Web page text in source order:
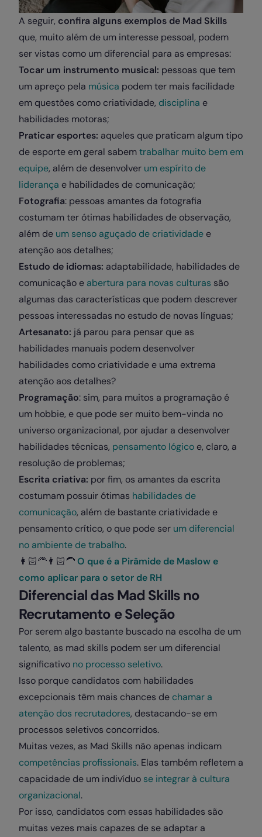
A seguir, confira alguns exemplos de Mad Skills
que, muito além de um interesse pessoal, podem
ser vistas como um diferencial para as empresas:
Tocar um instrumento musical: pessoas que tem
um apreço pela música podem ter mais facilidade
em questões como criatividade, disciplina e
habilidades motoras;
Praticar esportes: aqueles que praticam algum tipo
de esporte em geral sabemtrabalhar muito bem em
equipe, além de desenvolver um espírito de
liderança e habilidades de comunicação;
Fotografia: pessoas amantes da fotografia
costumam ter ótimas habilidades de observação,
além de um senso aguçado de criatividade e
atenção aos detalhes;
Estudo de idiomas: adaptabilidade, habilidades de
comunicação e abertura para novas culturas são
algumas das características que podem descrever
pessoas interessadas no estudo de novas línguas;
Artesanato: já parou para pensar que as
habilidades manuais podem desenvolver
habilidades como criatividade e uma extrema
atenção aos detalhes?
Programação: sim, para muitos a programação é
um hobbie, e que pode ser muito bem-vinda no
universo organizacional, por ajudar a desenvolver
habilidades técnicas, pensamento lógico e, claro, a
resolução de problemas;
Escrita criativa: por fim, os amantes da escrita
costumam possuir ótimas habilidades de
comunicação, além de bastante criatividade e
pensamento crítico, o que pode ser um diferencial
no ambiente de trabalho.
👩🏻‍🦰👨🏻‍🦱O que é a Pirâmide de Maslow e
como aplicar para o setor de RH
Diferencial das Mad Skills no
Recrutamento e Seleção
Por serem algo bastante buscado na escolha de um
talento, as mad skills podem ser um diferencial
significativo no processo seletivo.
Isso porque candidatos com habilidades
excepcionais têm mais chances de chamar a
atenção dos recrutadores, destacando-se em
processos seletivos concorridos.
Muitas vezes, as Mad Skills não apenas indicam
competências profissionais. Elas também refletem a
capacidade de um indivíduo se integrar à cultura
organizacional.
Por isso, candidatos com essas habilidades são
muitas vezes mais capazes de se adaptar a